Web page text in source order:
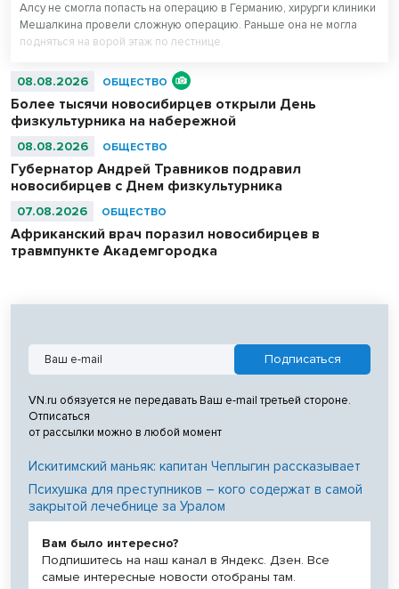
Алсу не смогла попасть на операцию в Германию, хирурги клиники
Мешалкина провели сложную операцию. Раньше она не могла
подняться на ворой этаж по лестнице.
08.08.2026 ОБЩЕСТВО
Более тысячи новосибирцев открыли День
физкультурника на набережной
08.08.2026 ОБЩЕСТВО
Губернатор Андрей Травников подравил
новосибирцев с Днем физкультурника
07.08.2026 ОБЩЕСТВО
Африканский врач поразил новосибирцев в
травмпункте Академгородка
VN.ru обязуется не передавать Ваш e-mail третьей стороне.
Отписаться
от рассылки можно в любой момент
Искитимский маньяк: капитан Чеплыгин рассказывает
Психушка для преступников – кого содержат в самой
закрытой лечебнице за Уралом
Вам было интересно?
Подпишитесь на наш канал в Яндекс. Дзен. Все
самые интересные новости отобраны там.